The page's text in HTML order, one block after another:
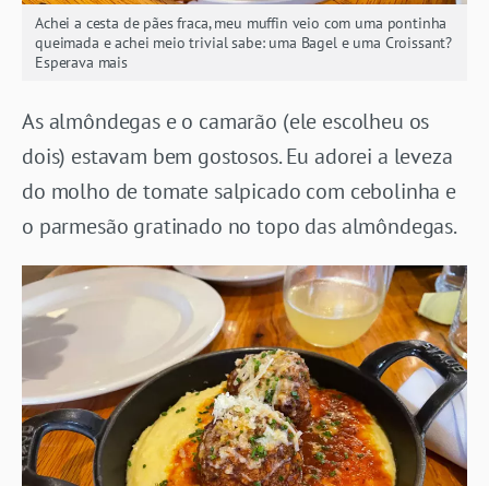
Achei a cesta de pães fraca, meu muffin veio com uma pontinha
queimada e achei meio trivial sabe: uma Bagel e uma Croissant?
Esperava mais
As almôndegas e o camarão (ele escolheu os
dois) estavam bem gostosos. Eu adorei a leveza
do molho de tomate salpicado com cebolinha e
o parmesão gratinado no topo das almôndegas.